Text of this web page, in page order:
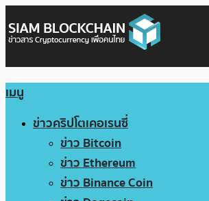
เมนู
ข่าวคริปโตเคอเรนซี่
ข่าว Bitcoin
ข่าว Ethereum
ข่าว Binance Coin